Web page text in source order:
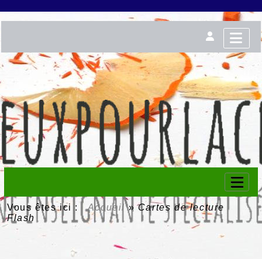
Vous êtes ici :Accueil»Cartes de lecture
Flash